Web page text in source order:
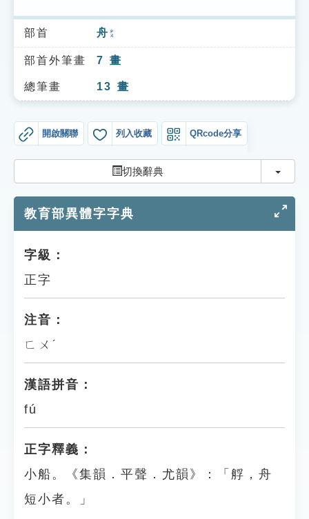
索引選單
知識索引
單字索引
貓頭鷹博士
部首 舟 ㄓㄡ
部首外筆畫 7 畫
總筆畫 13 畫
開啟關聯 列入收藏 QRcode分享
切換辭典 切換
教育部異體字字典
字級：
正字
注音：
ㄈㄨˊ
漢語拼音：
fú
正字釋義：
小船。《集韻．平聲．尤韻》：「艀，舟
短小者。」